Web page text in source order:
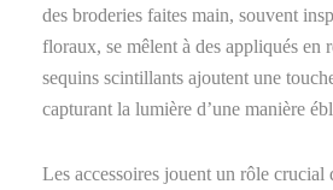
des broderies faites main, souvent
floraux, se mêlent à des appliqués en
sequins scintillants ajoutent une
capturant la lumière d’une manière
Les accessoires jouent un rôle crucial